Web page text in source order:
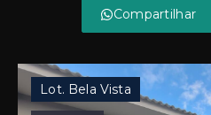
Compartilhar
Lot. Bela Vista